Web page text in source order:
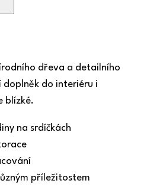
dřeva a detailního
do interiéru i
blízké.
na srdíčkách
příležitostem